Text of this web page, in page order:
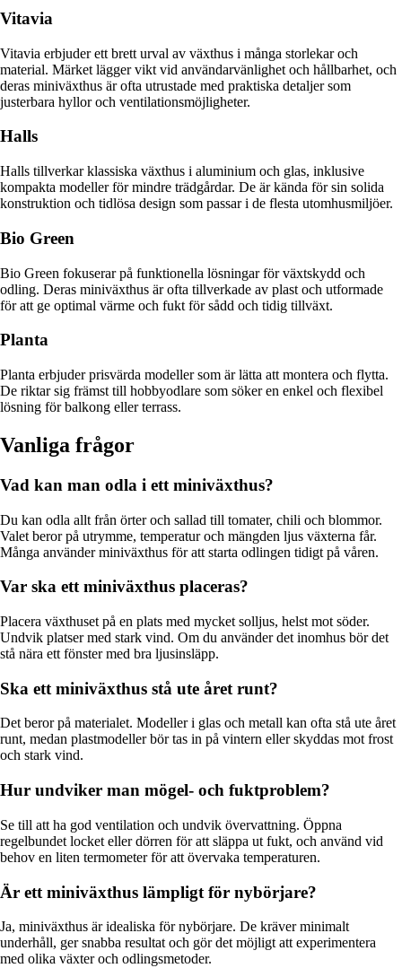
Vitavia
Vitavia erbjuder ett brett urval av växthus i många storlekar och
material. Märket lägger vikt vid användarvänlighet och hållbarhet, och
deras miniväxthus är ofta utrustade med praktiska detaljer som
justerbara hyllor och ventilationsmöjligheter.
Halls
Halls tillverkar klassiska växthus i aluminium och glas, inklusive
kompakta modeller för mindre trädgårdar. De är kända för sin solida
konstruktion och tidlösa design som passar i de flesta utomhusmiljöer.
Bio Green
Bio Green fokuserar på funktionella lösningar för växtskydd och
odling. Deras miniväxthus är ofta tillverkade av plast och utformade
för att ge optimal värme och fukt för sådd och tidig tillväxt.
Planta
Planta erbjuder prisvärda modeller som är lätta att montera och flytta.
De riktar sig främst till hobbyodlare som söker en enkel och flexibel
lösning för balkong eller terrass.
Vanliga frågor
Vad kan man odla i ett miniväxthus?
Du kan odla allt från örter och sallad till tomater, chili och blommor.
Valet beror på utrymme, temperatur och mängden ljus växterna får.
Många använder miniväxthus för att starta odlingen tidigt på våren.
Var ska ett miniväxthus placeras?
Placera växthuset på en plats med mycket solljus, helst mot söder.
Undvik platser med stark vind. Om du använder det inomhus bör det
stå nära ett fönster med bra ljusinsläpp.
Ska ett miniväxthus stå ute året runt?
Det beror på materialet. Modeller i glas och metall kan ofta stå ute året
runt, medan plastmodeller bör tas in på vintern eller skyddas mot frost
och stark vind.
Hur undviker man mögel- och fuktproblem?
Se till att ha god ventilation och undvik övervattning. Öppna
regelbundet locket eller dörren för att släppa ut fukt, och använd vid
behov en liten termometer för att övervaka temperaturen.
Är ett miniväxthus lämpligt för nybörjare?
Ja, miniväxthus är idealiska för nybörjare. De kräver minimalt
underhåll, ger snabba resultat och gör det möjligt att experimentera
med olika växter och odlingsmetoder.